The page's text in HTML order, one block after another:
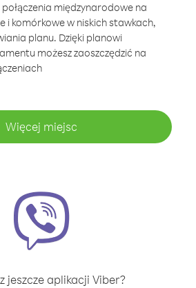
międzynarodowe na
i komórkowe w niskich stawkach,
planu. Dzięki planowi
możesz zaoszczędzić na
Więcej miejsc
jeszcze aplikacji Viber?